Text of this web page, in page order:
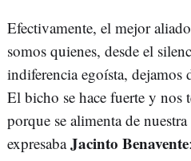
Efectivamente, el mejor
somos quienes, desde el
indiferencia egoísta, dejamos
El bicho se hace fuerte y nos
porque se alimenta de
expresabaJacinto Benavente